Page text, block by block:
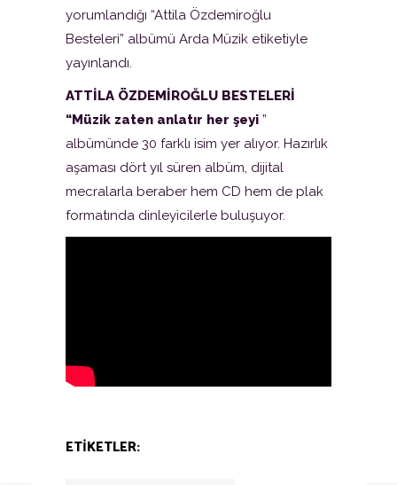
yorumlandığı “Attila Özdemiroğlu
Besteleri” albümü Arda Müzik etiketiyle
yayınlandı.
ATTİLA ÖZDEMİROĞLU BESTELERİ
“Müzik zaten anlatır her şeyi ”
albümünde 30 farklı isim yer alıyor. Hazırlık
aşaması dört yıl süren albüm, dijital
mecralarla beraber hem CD hem de plak
formatında dinleyicilerle buluşuyor.
ETIKETLER: